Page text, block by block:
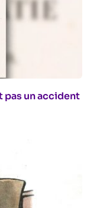
pas un accident